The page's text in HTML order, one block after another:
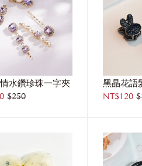
水鑽珍珠一字夾
$250
黑晶花語
NT$120